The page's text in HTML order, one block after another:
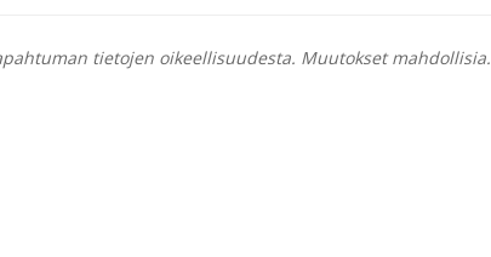
tietojen oikeellisuudesta. Muutokset mahdollisia.